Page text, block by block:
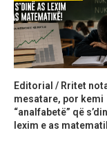
Editorial / Rritet
mesatare, por kemi
“analfabetë” që
lexim e as